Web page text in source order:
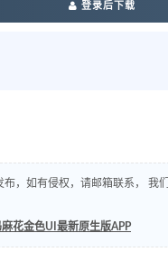
登录后下载
，如有侵权，请邮箱联系， 我
花金色UI最新原生版APP